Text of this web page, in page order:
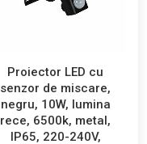
Proiector LED cu
senzor de miscare,
negru, 10W, lumina
rece, 6500k, metal,
IP65, 220-240V,